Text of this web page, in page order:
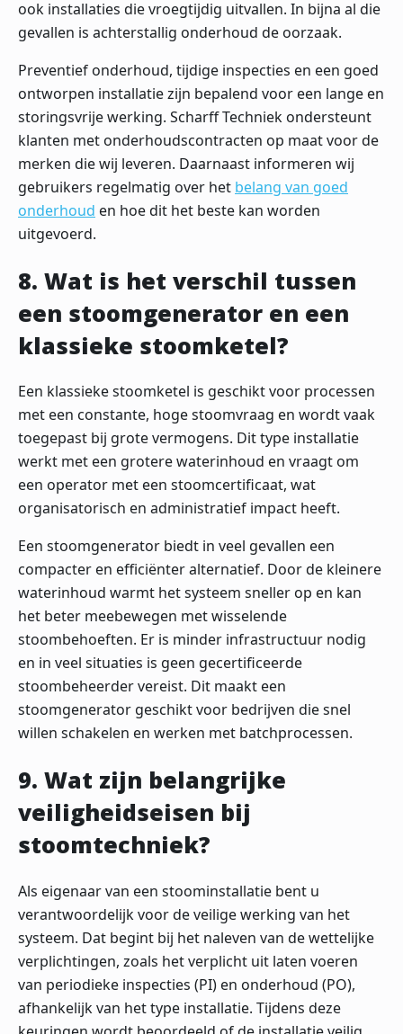
ook installaties die vroegtijdig uitvallen. In bijna al die
gevallen is achterstallig onderhoud de oorzaak.
Preventief onderhoud, tijdige inspecties en een goed
ontworpen installatie zijn bepalend voor een lange en
storingsvrije werking. Scharff Techniek ondersteunt
klanten met onderhoudscontracten op maat voor de
merken die wij leveren. Daarnaast informeren wij
gebruikers regelmatig over het belang van goed
onderhoud en hoe dit het beste kan worden
uitgevoerd.
8. Wat is het verschil tussen
een stoomgenerator en een
klassieke stoomketel?
Een klassieke stoomketel is geschikt voor processen
met een constante, hoge stoomvraag en wordt vaak
toegepast bij grote vermogens. Dit type installatie
werkt met een grotere waterinhoud en vraagt om
een operator met een stoomcertificaat, wat
organisatorisch en administratief impact heeft.
Een stoomgenerator biedt in veel gevallen een
compacter en efficiënter alternatief. Door de kleinere
waterinhoud warmt het systeem sneller op en kan
het beter meebewegen met wisselende
stoombehoeften. Er is minder infrastructuur nodig
en in veel situaties is geen gecertificeerde
stoombeheerder vereist. Dit maakt een
stoomgenerator geschikt voor bedrijven die snel
willen schakelen en werken met batchprocessen.
9. Wat zijn belangrijke
veiligheidseisen bij
stoomtechniek?
Als eigenaar van een stoominstallatie bent u
verantwoordelijk voor de veilige werking van het
systeem. Dat begint bij het naleven van de wettelijke
verplichtingen, zoals het verplicht uit laten voeren
van periodieke inspecties (PI) en onderhoud (PO),
afhankelijk van het type installatie. Tijdens deze